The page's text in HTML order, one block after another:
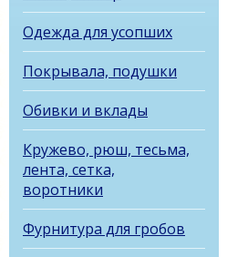
Одежда для усопших
Покрывала, подушки
Обивки и вклады
Кружево, рюш, тесьма,
лента, сетка,
воротники
Фурнитура для гробов